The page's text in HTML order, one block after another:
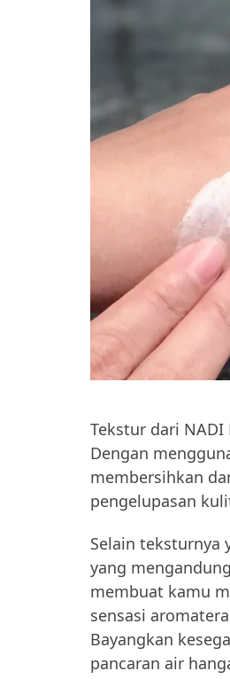
Tekstur dari
Dengan
membersihkan
pengelupasan
Selain teksturnya
yang
membuat kamu
sensasi
Bayangkan
pancaran air